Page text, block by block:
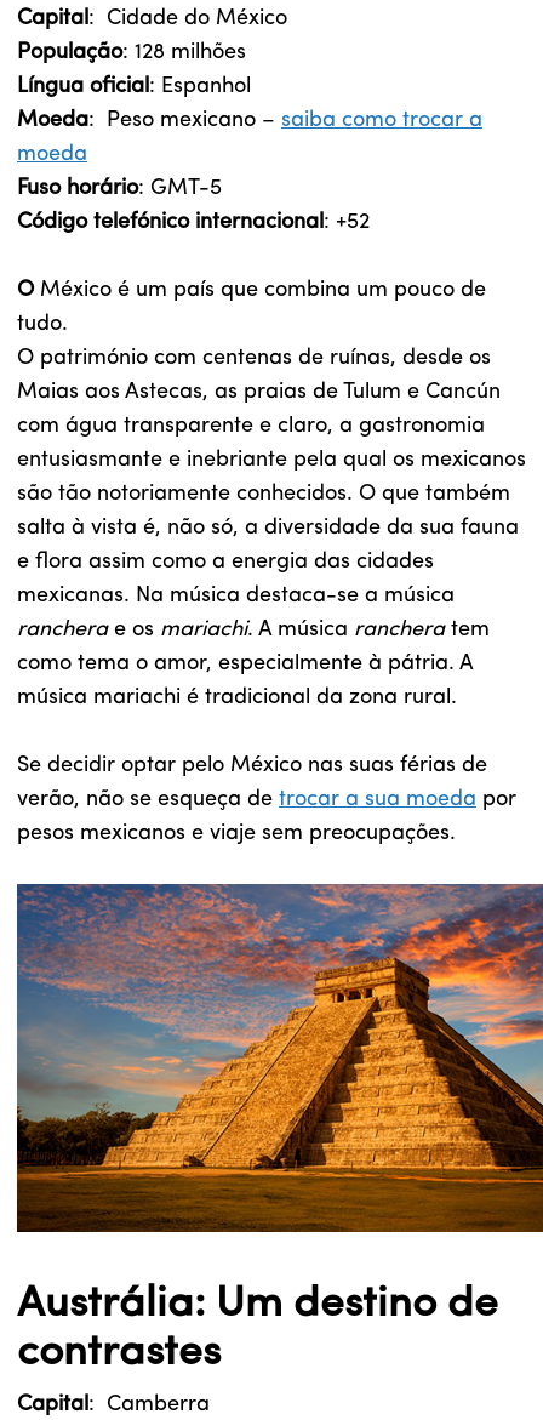
Capital : Cidade do México
População: 128 milhões
Língua oficial : Espanhol
Moeda: Peso mexicano – saiba como trocar a
moeda
Fuso horário: GMT-5
Código telefónico internacional : +52
O México é um país que combina um pouco de
tudo.
O património com centenas de ruínas, desde os
Maias aos Astecas, as praias de Tulum e Cancún
com água transparente e claro, a gastronomia
entusiasmante e inebriante pela qual os mexicanos
são tão notoriamente conhecidos. O que também
salta à vista é, não só, a diversidade da sua fauna
e flora assim como a energia das cidades
mexicanas. Na música destaca-se a música
rancherae os mariachi. A música rancheratem
como tema o amor, especialmente à pátria. A
música mariachi é tradicional da zona rural.
Se decidir optar pelo México nas suas férias de
verão, não se esqueça de trocar a sua moeda por
pesos mexicanos e viaje sem preocupações.
Austrália: Um destino de
contrastes
Capital : Camberra